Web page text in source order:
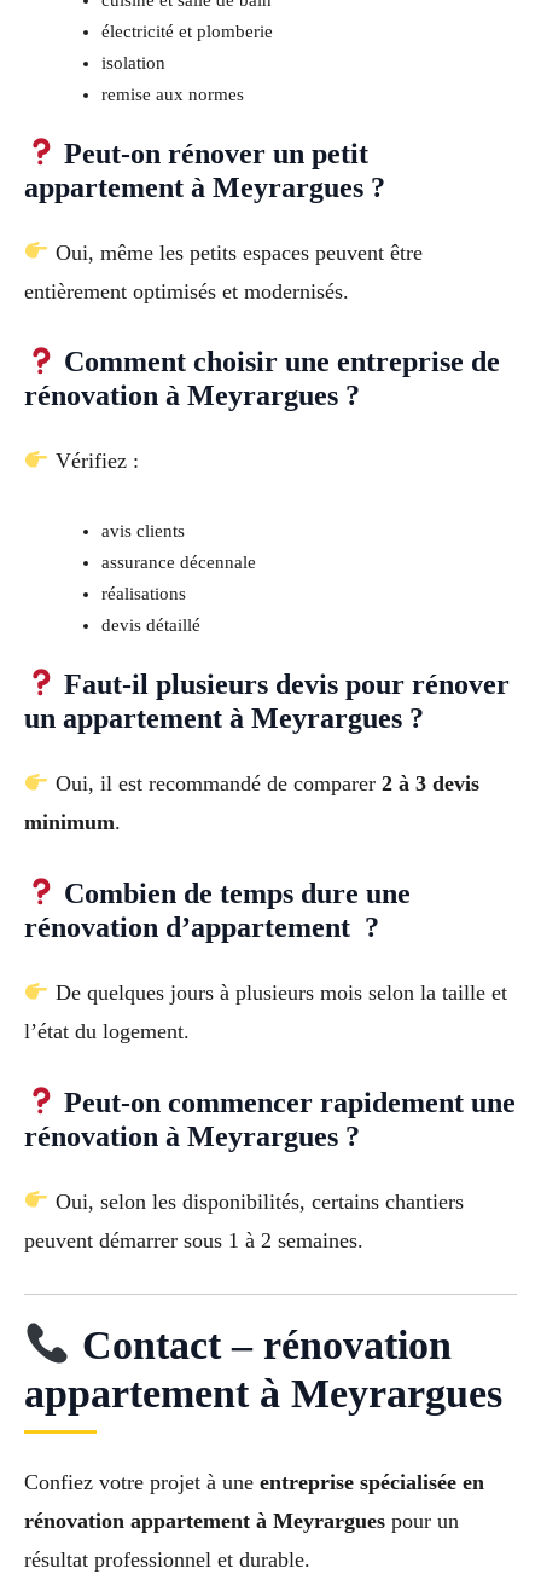
électricité et plomberie
isolation
remise aux normes
Peut-on rénover un petit
appartement à Meyrargues ?
Oui, même les petits espaces peuvent être
entièrement optimisés et modernisés.
Comment choisir une entreprise de
rénovation à Meyrargues ?
Vérifiez :
avis clients
assurance décennale
réalisations
devis détaillé
Faut-il plusieurs devis pour rénover
un appartement à Meyrargues ?
Oui, il est recommandé de comparer 2 à 3 devis
minimum.
Combien de temps dure une
rénovation d’appartement ?
De quelques jours à plusieurs mois selon la taille et
l’état du logement.
Peut-on commencer rapidement une
rénovation à Meyrargues ?
Oui, selon les disponibilités, certains chantiers
peuvent démarrer sous 1 à 2 semaines.
Contact – rénovation
appartement à Meyrargues
Confiez votre projet à une entreprise spécialisée en
rénovation appartement à Meyrargues pour un
résultat professionnel et durable.